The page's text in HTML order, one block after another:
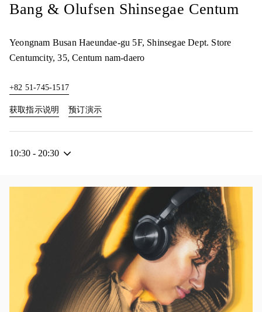
Bang & Olufsen Shinsegae Centum
Yeongnam Busan Haeundae-gu 5F, Shinsegae Dept. Store
Centumcity, 35, Centum nam-daero
+82 51-745-1517
获取指示说明 Link Opens in New Tab
预订演示Link Opens in New Tab
10:30 - 20:30